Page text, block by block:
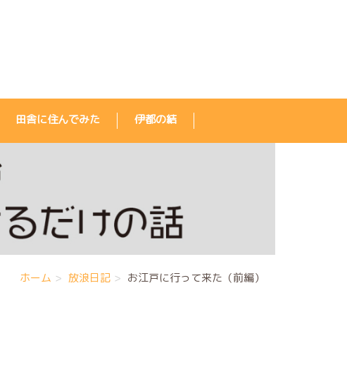
田舎に住んでみた 伊都の結
ホーム 放浪日記 お江戸に行って来た（前編）